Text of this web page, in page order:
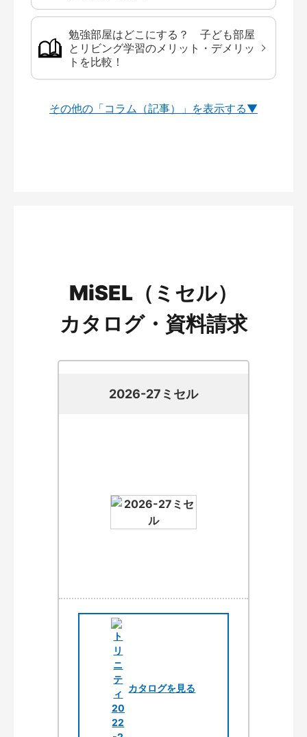
勉強部屋はどこにする？ 子ども部屋
とリビング学習のメリット・デメリッ
トを比較！
その他の「コラム（記事）」を
MiSEL（ミセル）
カタログ・資料請求
2026-27ミセル
カタログを見る